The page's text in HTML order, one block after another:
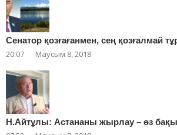
Сенатор қозғағанмен, сең қозғалмай
20:07 Маусым 8, 2018
Н.Айтұлы: Астананы жырлау – өз